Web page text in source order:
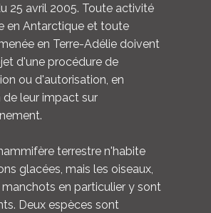
25 avril 2005. Toute activité
en Antarctique et toute
en Terre-Adélie doivent
d'une procédure de
ou d'autorisation, en
leur impact sur
terrestre n'habite
glacées, mais les oiseaux,
en particulier y sont
Deux espèces sont